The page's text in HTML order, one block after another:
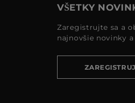
VŠETKY
Zaregistrujte sa a
najnovšie novinky